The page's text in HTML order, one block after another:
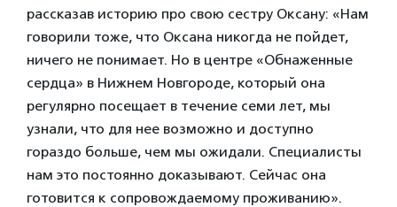
рассказав историю про свою сестру Оксану: «Нам
говорили тоже, что Оксана никогда не пойдет,
ничего не понимает. Но в центре «Обнаженные
сердца» в Нижнем Новгороде, который она
регулярно посещает в течение семи лет, мы
узнали, что для нее возможно и доступно
гораздо больше, чем мы ожидали. Специалисты
нам это постоянно доказывают. Сейчас она
готовится к сопровождаемому проживанию».